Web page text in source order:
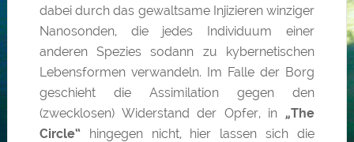
dabei durch das gewaltsame Injizieren winziger
Nanosonden, die jedes Individuum einer
anderen Spezies sodann zu kybernetischen
Lebensformen verwandeln. Im Falle der Borg
geschieht die Assimilation gegen den
(zwecklosen) Widerstand der Opfer, in „The
Circle“ hingegen nicht, hier lassen sich die